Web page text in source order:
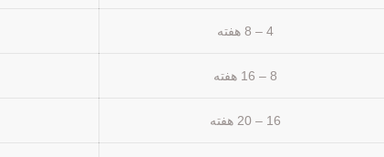
4 – 8 هفته
8 – 16 هفته
16 – 20 هفته